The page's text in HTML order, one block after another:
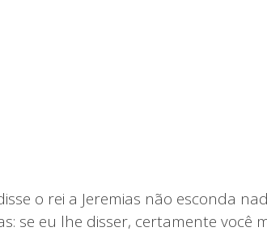
o rei a Jeremias não esconda
se eu lhe disser, certamente você